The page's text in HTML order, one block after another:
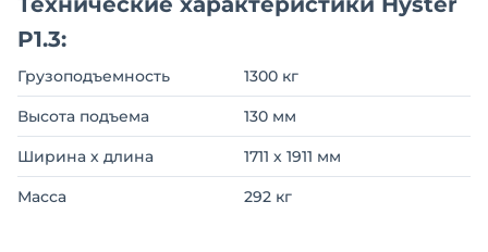
P1.3:
Грузоподъемность 1300 кг
Высота подъема 130 мм
Ширина х длина 1711 х 1911 мм
Масса 292 кг